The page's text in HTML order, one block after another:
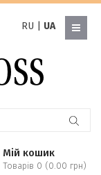
RU UA
Мій кошик
Товарів 0 (0.00 грн)